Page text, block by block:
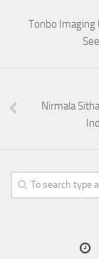
Tonbo Imaging
Nirmala